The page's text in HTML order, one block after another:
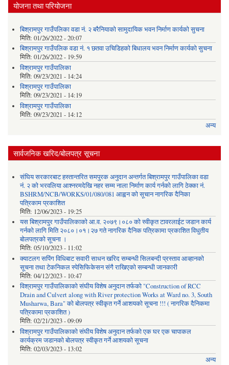
योजना तथा परियोजना
बिश्रामपुर गाउँपलिका वडा नं. २ बरैनियाको सामुदायिक भवन निर्माण कार्यको सुचना
मिति: 01/26/2022 - 20:07
बिश्रामपुर गाउँपलिक वडा नं. १ छतवा उचिडिहको बिधालय भवन निर्माण कार्यको सुचना
मिति: 01/26/2022 - 19:59
विश्रामपुर गाउँपालिका
मिति: 09/23/2021 - 14:24
विश्रामपुर गाउँपालिका
मिति: 09/23/2021 - 14:19
विश्रामपुर गाउँपालिका
मिति: 09/23/2021 - 14:12
अन्य
सार्वजनिक खरिद/बोलपत्र सूचना
संघिय सरकारबाट हस्तान्तरित समपुरक अनुदान अन्तर्गत बिश्रामपुर गाउँपालिका वडा
नं. २ को भरवलिया आश्नरमदेखि नहर सम्म नाला निर्माण कार्य गर्नको लागि ठेक्का नं.
BSHRM/NCB/WORKS/01/080/081 आह्वन को सूचान नागरिक दैनिका
पत्रिकाम प्रकाशित
मिति: 12/06/2023 - 19:25
यस बिश्रामपुर गाउँपालिकाको आ.व. २०७९।०८० को स्वीकृत टावरलाईट जडान कार्य
गर्नको लागि मिति २०८०।०१।२७ गते नागरिक दैनिक पत्रिकामा प्रकाशित विधुतीय
बोलपत्रको सूचना ।
मिति: 05/10/2023 - 11:02
क्याटलग सपिंग विधिबाट सवारी साधन खरिद सम्बन्धी सिलबन्दी प्रस्ताव आव्हानको
सूचना तथा टेकनिकल स्पेसिफिकेसन संगै राखिएको सम्बन्धी जानकारी
मिति: 04/12/2023 - 10:47
विश्रामपुर गाउँपालिकाको संघीय विशेष अनुदान तर्फको "Construction of RCC
Drain and Culvert along with River protection Works at Ward no. 3, South
Musharwa, Bara" को बोलपत्र स्वीकृत गर्ने आशयको सूचना !!! ( नागरिक दैनिकमा
पत्रिकामा प्रकाशित )
मिति: 02/21/2023 - 09:09
विश्रामपुर गाउँपालिकाको संघीय विशेष अनुदान तर्फको एक घर एक चापाकल
कार्यक्रम जडानको बोलपत्र स्वीकृत गर्ने आशयको सूचना
मिति: 02/03/2023 - 13:02
अन्य